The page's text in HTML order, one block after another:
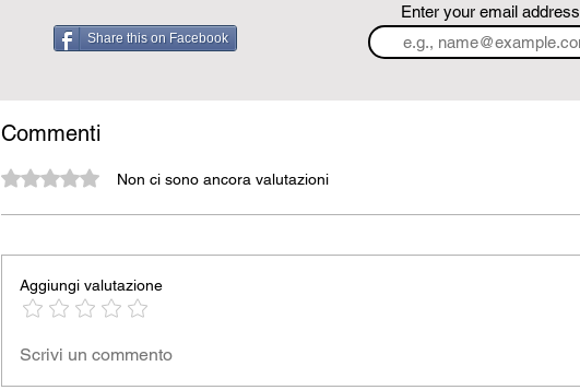
Share this on Facebook
Enter your email address
Commenti
Valutazione 0 stelle su 5.Non ci sono ancora valutazioni
Aggiungi valutazione
Scrivi un commento